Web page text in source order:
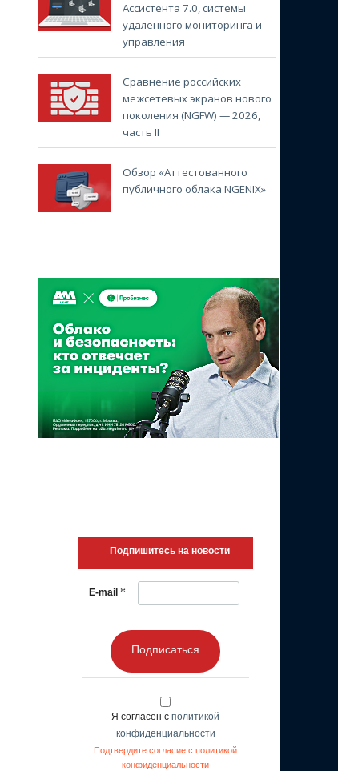
Ассистента 7.0, системы
удалённого мониторинга и
управления
Сравнение российских
межсетевых экранов нового
поколения (NGFW) — 2026,
часть II
Обзор «Аттестованного
публичного облака NGENIX»
Подпишитесь на новости
E-mail *
Подписаться
Я согласен с политикой
конфиденциальности
Подтвердите согласие с политикой
конфиденциальности